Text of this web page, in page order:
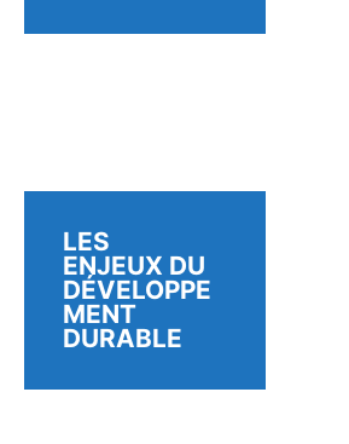
LES
ENJEUX DU
DÉVELOPPE
MENT
DURABLE